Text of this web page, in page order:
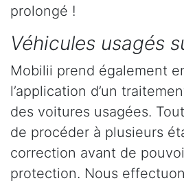
prolongé !
Véhicules usagés
Mobilii prend également
l’application d’un
des voitures usagées.
de procéder à plusieurs
correction avant de
protection. Nous